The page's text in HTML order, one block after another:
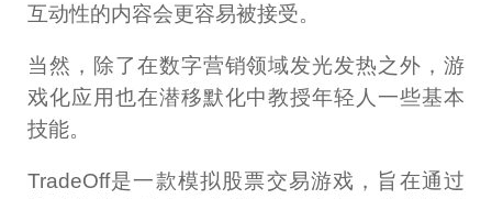
互动性的内容会更容易被接受。
当然，除了在数字营销领域发光发热之外，游
戏化应用也在潜移默化中教授年轻人一些基本
技能。
TradeOff是一款模拟股票交易游戏，旨在通过